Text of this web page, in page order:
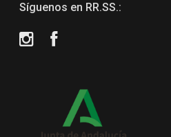
Síguenos en RR.SS.:
InstagramFacebook